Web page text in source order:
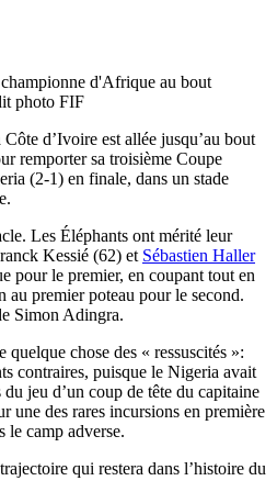
d'Afrique au bout
photo FIF
d’Ivoire est allée jusqu’au bout
remporter sa troisième Coupe
(2-1) en finale, dans un stade
Les Éléphants ont mérité leur
Kessié (62) et Sébastien Haller
pour le premier, en coupant tout en
premier poteau pour le second.
Simon Adingra.
chose des « ressuscités »:
contraires, puisque le Nigeria avait
jeu d’un coup de tête du capitaine
une des rares incursions en première
le camp adverse.
qui restera dans l’histoire du